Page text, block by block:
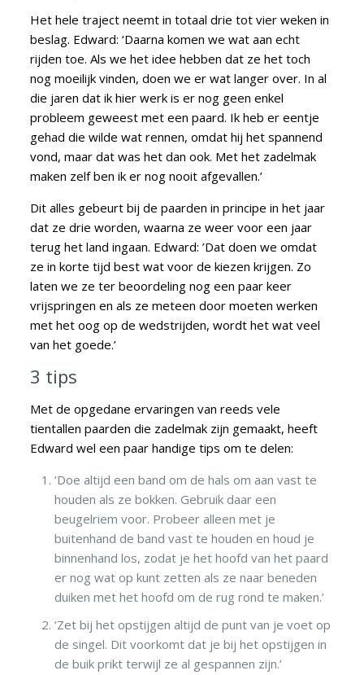
Het hele traject neemt in totaal drie tot vier weken in
beslag. Edward: ‘Daarna komen we wat aan echt
rijden toe. Als we het idee hebben dat ze het toch
nog moeilijk vinden, doen we er wat langer over. In al
die jaren dat ik hier werk is er nog geen enkel
probleem geweest met een paard. Ik heb er eentje
gehad die wilde wat rennen, omdat hij het spannend
vond, maar dat was het dan ook. Met het zadelmak
maken zelf ben ik er nog nooit afgevallen.’
Dit alles gebeurt bij de paarden in principe in het jaar
dat ze drie worden, waarna ze weer voor een jaar
terug het land ingaan. Edward: ’Dat doen we omdat
ze in korte tijd best wat voor de kiezen krijgen. Zo
laten we ze ter beoordeling nog een paar keer
vrijspringen en als ze meteen door moeten werken
met het oog op de wedstrijden, wordt het wat veel
van het goede.’
3 tips
Met de opgedane ervaringen van reeds vele
tientallen paarden die zadelmak zijn gemaakt, heeft
Edward wel een paar handige tips om te delen:
‘Doe altijd een band om de hals om aan vast te
houden als ze bokken. Gebruik daar een
beugelriem voor. Probeer alleen met je
buitenhand de band vast te houden en houd je
binnenhand los, zodat je het hoofd van het paard
er nog wat op kunt zetten als ze naar beneden
duiken met het hoofd om de rug rond te maken.’
‘Zet bij het opstijgen altijd de punt van je voet op
de singel. Dit voorkomt dat je bij het opstijgen in
de buik prikt terwijl ze al gespannen zijn.’